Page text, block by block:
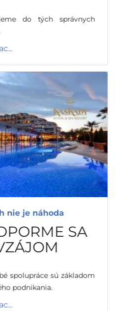
do tých správnych
nie je náhoda
SA
spolupráce sú základom
podnikania.